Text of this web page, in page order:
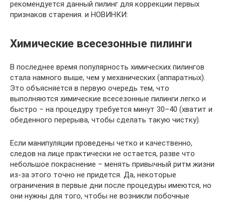
рекомендуется данный пилинг для коррекции первых
признаков старения. и НОВИНКИ:
Химические всесезонные пилинги
В последнее время популярность химических пилингов
стала намного выше, чем у механических (аппаратных).
Это объясняется в первую очередь тем, что
выполняются химические всесезонные пилинги легко и
быстро – на процедуру требуется минут 30–40 (хватит и
обеденного перерыва, чтобы сделать такую чистку).
Если манипуляции проведены четко и качественно,
следов на лице практически не остается, разве что
небольшое покраснение – менять привычный ритм жизни
из-за этого точно не придется. Да, некоторые
ограничения в первые дни после процедуры имеются, но
они нужны для того, чтобы не возникли побочные